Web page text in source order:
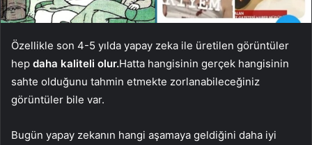
Özellikle son 4-5 yılda yapay zeka ile üretilen görüntüler
hep daha kaliteli olur.Hatta hangisinin gerçek hangisinin
sahte olduğunu tahmin etmekte zorlanabileceğiniz
görüntüler bile var.
Bugün yapay zekanın hangi aşamaya geldiğini daha iyi